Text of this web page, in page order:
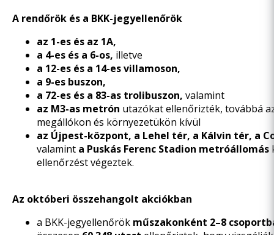
A rendőrök és a BKK-jegyellenőrök
az 1-es és az 1A,
a 4-es és a 6-os, illetve
a 12-es és a 14-es villamoson,
a 9-es buszon,
a 72-es és a 83-as trolibuszon, valamint
az M3-as metrón utazókat ellenőrizték, továbbá
megállókon és környezetükön kívül
az Újpest-központ, a Lehel tér, a Kálvin tér, a
valamint a Puskás Ferenc Stadion metróállomás
ellenőrzést végeztek.
Az októberi összehangolt akciókban
a BKK-jegyellenőrök műszakonként 2–8